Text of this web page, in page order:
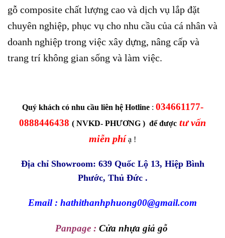
gỗ composite chất lượng cao và dịch vụ lắp đặt
chuyên nghiệp, phục vụ cho nhu cầu của cá nhân và
doanh nghiệp trong việc xây dựng, nâng cấp và
trang trí không gian sống và làm việc.
Quý khách có nhu cầu liên hệ Hotline: 034661177-
0888446438 ( NVKD- PHƯƠNG ) để được tư vấn
miễn phí ạ !
Địa chỉ Showroom: 639 Quốc Lộ 13, Hiệp Bình
Phước, Thủ Đức .
Email : hathithanhphuong00@gmail.com
Panpage : Cửa nhựa giả gỗ